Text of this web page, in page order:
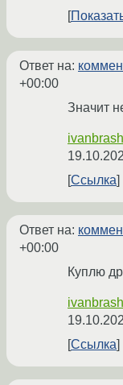
Ответ на:
+00:00
Значит
ivanbrash
Ссылка
Ответ на:
+00:00
Куплю
ivanbrash
Ссылка